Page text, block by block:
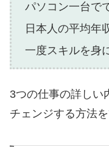
パソコン一台で
日本人の平均年
一度スキルを身
3つの仕事の詳しい
チェンジする方法